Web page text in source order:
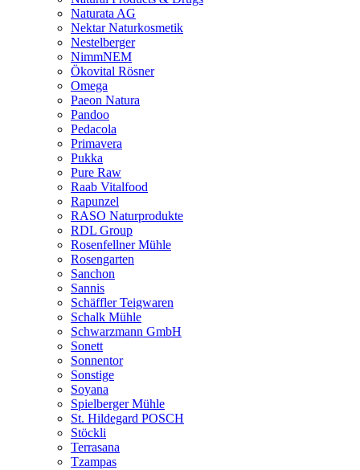
Naturata AG
Nektar Naturkosmetik
Nestelberger
NimmNEM
Ökovital Rösner
Omega
Paeon Natura
Pandoo
Pedacola
Primavera
Pukka
Pure Raw
Raab Vitalfood
Rapunzel
RASO Naturprodukte
RDL Group
Rosenfellner Mühle
Rosengarten
Sanchon
Sannis
Schäffler Teigwaren
Schalk Mühle
Schwarzmann GmbH
Sonett
Sonnentor
Sonstige
Soyana
Spielberger Mühle
St. Hildegard POSCH
Stöckli
Terrasana
Tzampas